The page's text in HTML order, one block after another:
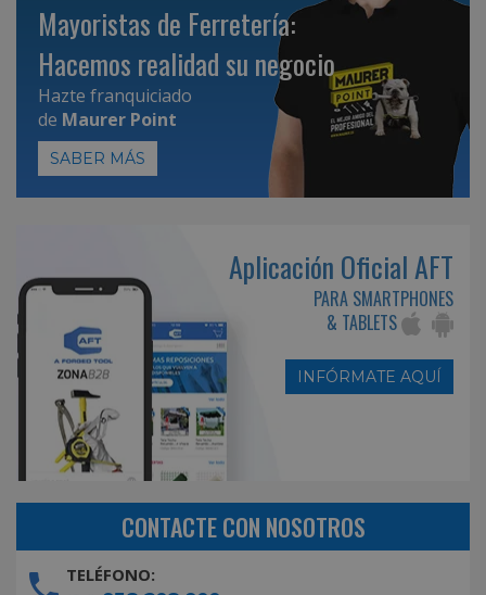
Mayoristas de Ferretería:
Hacemos realidad su negocio
Hazte franquiciado
de Maurer Point
SABER MÁS
Aplicación Oficial AFT
PARA SMARTPHONES
& TABLETS
INFÓRMATE AQUÍ
CONTACTE CON NOSOTROS
TELÉFONO: